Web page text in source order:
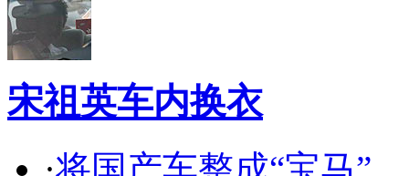
宋祖英车内换衣